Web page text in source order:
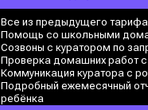
Все из предыдущего тарифа
Помощь со школьными
Созвоны с куратором по
Проверка домашних работ
Коммуникация куратора с
Подробный ежемесячный
ребёнка